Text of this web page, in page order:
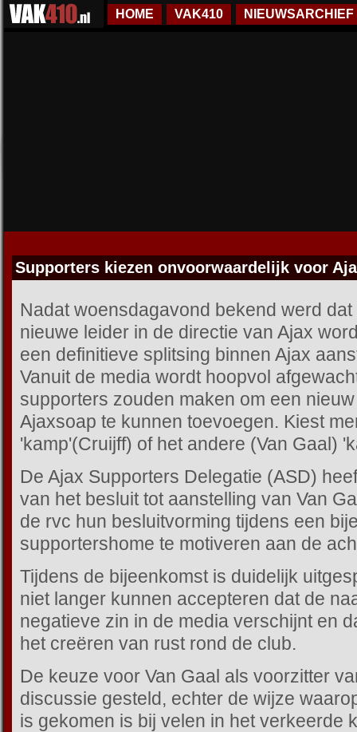
HOME VAK410 NIEUWSARCHIEF
Supporters kiezen onvoorwaardelijk voor
Nadat woensdagavond bekend werd
nieuwe leider in de directie van Ajax
een definitieve splitsing binnen Ajax
Vanuit de media wordt hoopvol
supporters zouden maken om een
Ajaxsoap te kunnen toevoegen. Kiest
'kamp'(Cruijff) of het andere (Van Gaal)
De Ajax Supporters Delegatie (ASD)
van het besluit tot aanstelling van Van
de rvc hun besluitvorming tijdens een
supportershome te motiveren aan de
Tijdens de bijeenkomst is duidelijk
niet langer kunnen accepteren dat de
negatieve zin in de media verschijnt en
het creëren van rust rond de club.
De keuze voor Van Gaal als voorzitter
discussie gesteld, echter de wijze
is gekomen is bij velen in het verkeerde